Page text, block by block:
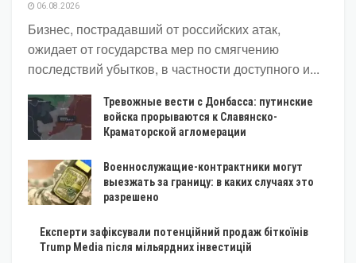
06.08.2026
Бизнес, пострадавший от российских атак,
ожидает от государства мер по смягчению
последствий убытков, в частности доступного и...
Тревожные вести с Донбасса: путинские
войска прорываются к Славянско-
Краматорской агломерации
Военнослужащие-контрактники могут
выезжать за границу: в каких случаях это
разрешено
Експерти зафіксували потенційний продаж біткоїнів
Trump Media після мільярдних інвестицій